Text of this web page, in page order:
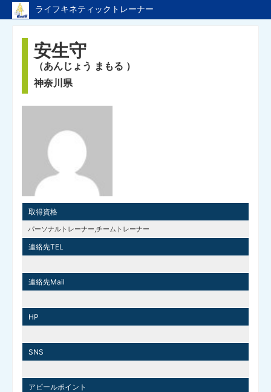
ライフキネティックトレーナー
トレーナーページのTopへ
安生守
（あんじょう まもる ）
神奈川県
取得資格
パーソナルトレーナー,チームトレーナー
連絡先TEL
連絡先Mail
HP
SNS
アピールポイント